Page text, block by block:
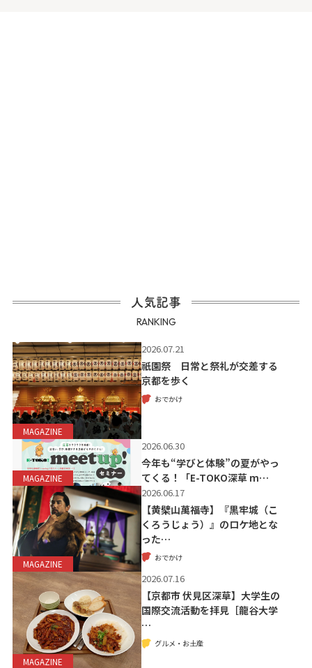
人気記事
RANKING
MAGAZINE
2026.07.21
祇園祭 日常と祭礼が交差する
京都を歩く
おでかけ
MAGAZINE
2026.06.30
今年も“学びと体験”の夏がやっ
てくる！「E-TOKO深草 m…
MAGAZINE
2026.06.17
【黄檗山萬福寺】『黒牢城（こ
くろうじょう）』のロケ地とな
った…
おでかけ
MAGAZINE
2026.07.16
【京都市 伏見区深草】大学生の
国際交流活動を拝見［龍谷大学
…
グルメ・お土産